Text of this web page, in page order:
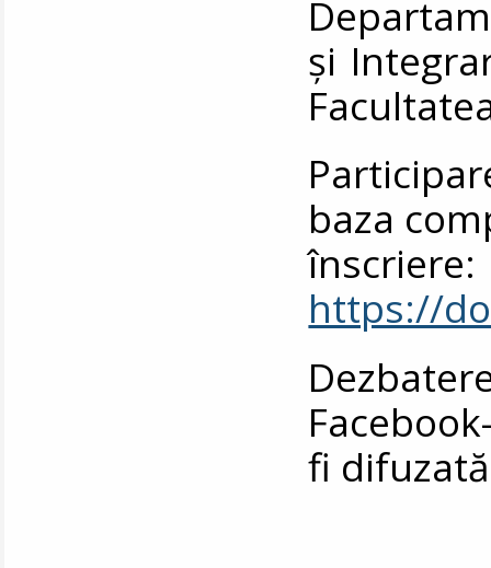
și
baza
înscriere:
https://
fi